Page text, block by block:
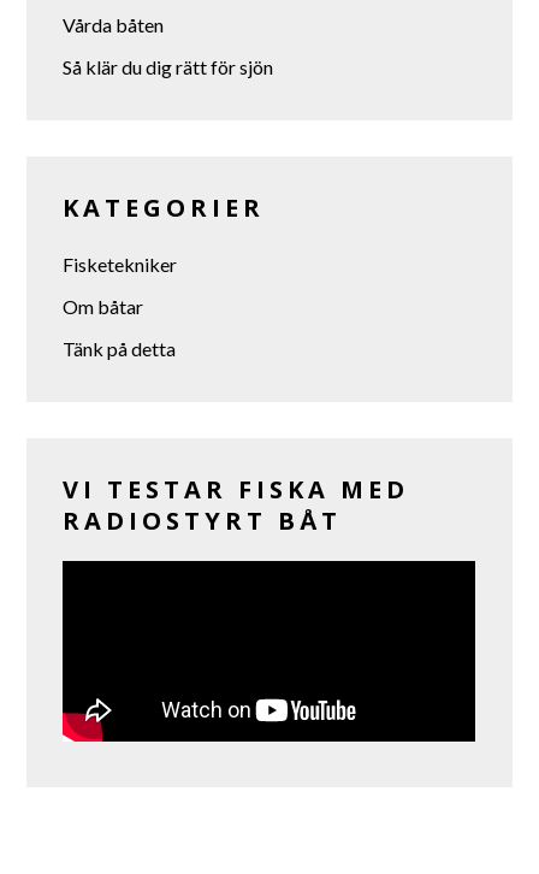
Vårda båten
Så klär du dig rätt för sjön
KATEGORIER
Fisketekniker
Om båtar
Tänk på detta
VI TESTAR FISKA MED
RADIOSTYRT BÅT